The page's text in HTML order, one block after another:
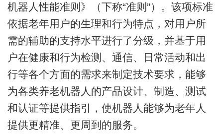
机器人性能准则》（下称“准则”）。该项标准
依据老年用户的生理和行为特点，对用户所
需的辅助的支持水平进行了分级，并基于用
户在健康和行为检测、通信、日常活动和出
行等各个方面的需求来制定技术要求，能够
为各类养老机器人的产品设计、制造、测试
和认证等提供指引，使机器人能够为老年人
提供更精准、更周到的服务。